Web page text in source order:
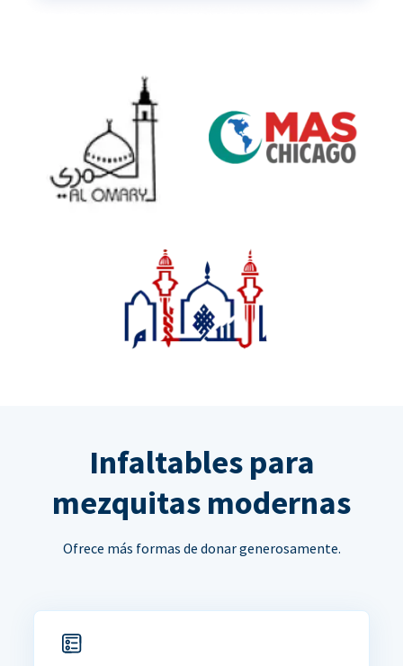
Infaltables para
mezquitas modernas
Ofrece más formas de donar generosamente.